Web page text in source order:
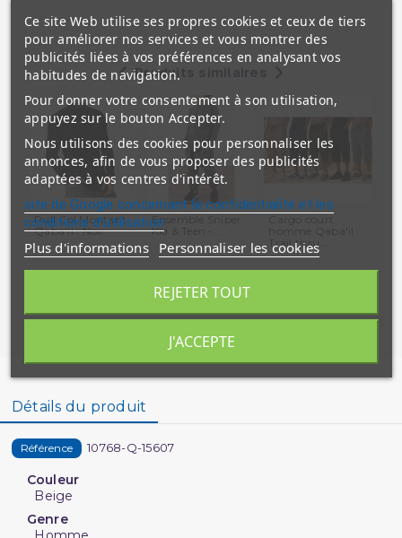
Produits similaires
Pull Col Montant
Qaba'il : Noir
Ensemble Sniper
Kid & Teen -...
Trail tissu...
Détails du produit
Référence 10768-Q-15607
Couleur
Beige
Genre
Ce site Web utilise ses propres cookies et ceux de tiers
pour améliorer nos services et vous montrer des
publicités liées à vos préférences en analysant vos
habitudes de navigation.
Pour donner votre consentement à son utilisation,
appuyez sur le bouton Accepter.
Nous utilisons des cookies pour personnaliser les
annonces, afin de vous proposer des publicités
adaptées à vos centres d'intérêt.
site de Google concernant la confidentialité et les
conditions d'utilisation
Plus d'informations Personnaliser les cookies
REJETER TOUT
J'ACCEPTE